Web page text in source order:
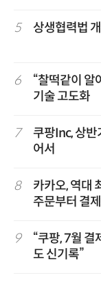
5 상생협력법
6
“찰떡같이
기술 고도화
7
쿠팡Inc, 상
어서
8
카카오, 역대
주문부터 결
9
“쿠팡, 7월
도 신기록”